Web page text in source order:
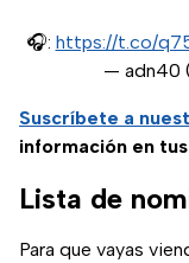
🎧: https://t.co/
— adn40
Suscríbete a
información en
Lista de
Para que vayas